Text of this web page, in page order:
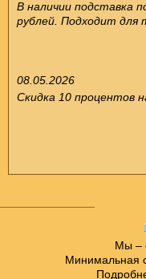
В наличии подставка
рублей. Подходит для
08.05.2026
Скидка 10 процентов
Мы –
Минимальная